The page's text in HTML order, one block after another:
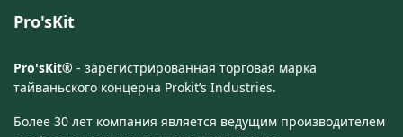
Pro'sKit
Pro'sKit® - зарегистрированная торговая марка
тайваньского концерна Prokit’s Industries.
Более 30 лет компания является ведущим производителем